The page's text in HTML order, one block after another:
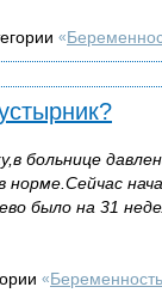
«
больнице
норме.Сейчас
было на 31
«Беременность